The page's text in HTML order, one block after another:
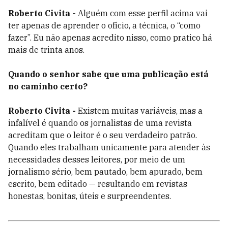
Roberto Civita - Alguém com esse perfil acima vai
ter apenas de aprender o ofício, a técnica, o “como
fazer”. Eu não apenas acredito nisso, como pratico há
mais de trinta anos.
Quando o senhor sabe que uma publicação está
no caminho certo?
Roberto Civita - Existem muitas variáveis, mas a
infalível é quando os jornalistas de uma revista
acreditam que o leitor é o seu verdadeiro patrão.
Quando eles trabalham unicamente para atender às
necessidades desses leitores, por meio de um
jornalismo sério, bem pautado, bem apurado, bem
escrito, bem editado — resultando em revistas
honestas, bonitas, úteis e surpreendentes.